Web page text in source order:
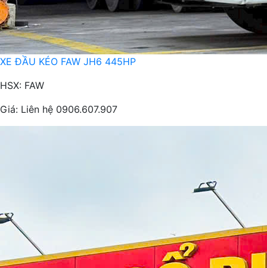
XE ĐẦU KÉO FAW JH6 445HP
HSX: FAW
Giá: Liên hệ 0906.607.907